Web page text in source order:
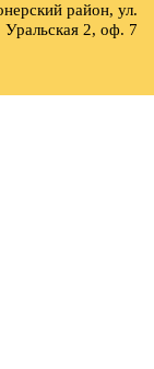
район, ул.
Уральская 2, оф. 7